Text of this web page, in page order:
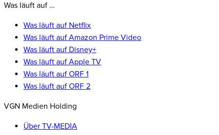
Was läuft auf …
Was läuft auf Netflix
Was läuft auf Amazon Prime Video
Was läuft auf Disney+
Was läuft auf Apple TV
Was läuft auf ORF 1
Was läuft auf ORF 2
VGN Medien Holding
Über TV-MEDIA